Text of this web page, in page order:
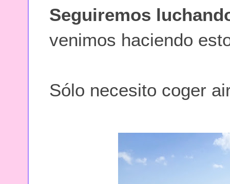
Seguiremos
venimos haciendo
Sólo necesito coger